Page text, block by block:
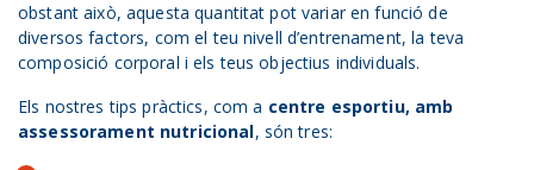
obstant això, aquesta quantitat pot variar en funció de
diversos factors, com el teu nivell d’entrenament, la teva
composició corporal i els teus objectius individuals.
Els nostres tips pràctics, com a centre esportiu, amb
assessorament nutricional, són tres: